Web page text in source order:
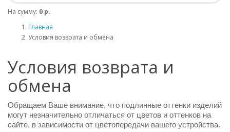
На сумму: 0 р.
Главная
Условия возврата и обмена
Условия возврата и
обмена
Обращаем Ваше внимание, что подлинные оттенки изделий
могут незначительно отличаться от цветов и оттенков на
сайте, в зависимости от цветопередачи вашего устройства.